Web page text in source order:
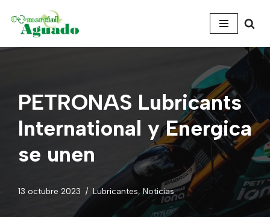
Saltar
al
PETRONAS Lubricants
International y Energica
se unen
13 octubre 2023 Lubricantes, Noticias